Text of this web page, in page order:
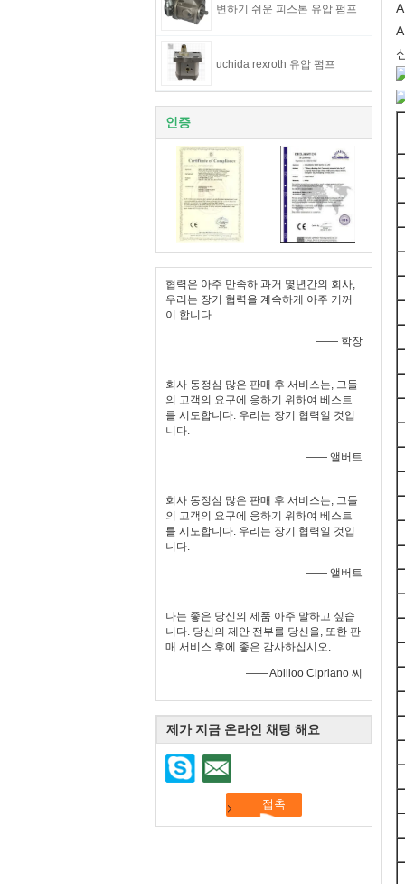
변하기 쉬운 피스톤 유압 펌프
uchida rexroth 유압 펌프
인증
협력은 아주 만족하 과거 몇년간의 회사,
우리는 장기 협력을 계속하게 아주 기꺼
이 합니다.
—— 학장
회사 동정심 많은 판매 후 서비스는, 그들
의 고객의 요구에 응하기 위하여 베스트
를 시도합니다. 우리는 장기 협력일 것입
니다.
—— 앨버트
회사 동정심 많은 판매 후 서비스는, 그들
의 고객의 요구에 응하기 위하여 베스트
를 시도합니다. 우리는 장기 협력일 것입
니다.
—— 앨버트
나는 좋은 당신의 제품 아주 말하고 싶습
니다. 당신의 제안 전부를 당신을, 또한 판
매 서비스 후에 좋은 감사하십시오.
—— Abilioo Cipriano 씨
제가 지금 온라인 채팅 해요